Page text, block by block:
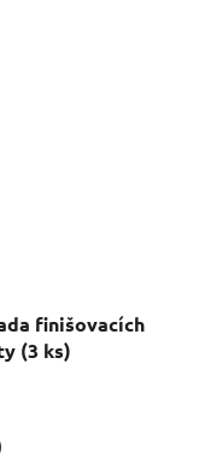
finišovacích
(3 ks)